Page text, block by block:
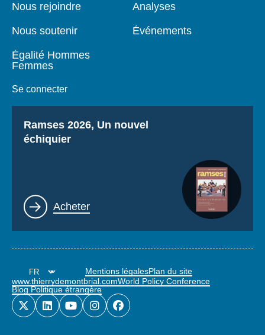
Nous rejoindre
Nous soutenir
Égalité Hommes
Femmes
Se connecter
Analyses
Événements
Titre
Ramses 2026, Un nouvel
échiquier
Lien
Acheter
Mentions légalesPlan du site
www.thierrydemontbrial.comWorld Policy Conference
Blog Politique étrangère